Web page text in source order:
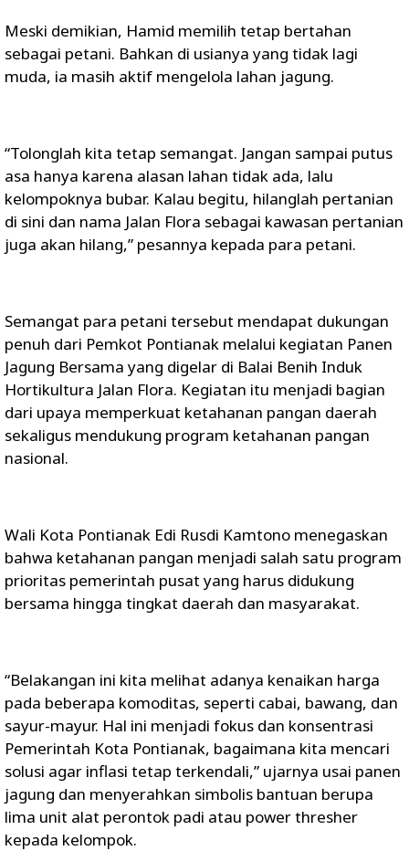
Meski demikian, Hamid memilih tetap bertahan
sebagai petani. Bahkan di usianya yang tidak lagi
muda, ia masih aktif mengelola lahan jagung.
“Tolonglah kita tetap semangat. Jangan sampai putus
asa hanya karena alasan lahan tidak ada, lalu
kelompoknya bubar. Kalau begitu, hilanglah pertanian
di sini dan nama Jalan Flora sebagai kawasan pertanian
juga akan hilang,” pesannya kepada para petani.
Semangat para petani tersebut mendapat dukungan
penuh dari Pemkot Pontianak melalui kegiatan Panen
Jagung Bersama yang digelar di Balai Benih Induk
Hortikultura Jalan Flora. Kegiatan itu menjadi bagian
dari upaya memperkuat ketahanan pangan daerah
sekaligus mendukung program ketahanan pangan
nasional.
Wali Kota Pontianak Edi Rusdi Kamtono menegaskan
bahwa ketahanan pangan menjadi salah satu program
prioritas pemerintah pusat yang harus didukung
bersama hingga tingkat daerah dan masyarakat.
“Belakangan ini kita melihat adanya kenaikan harga
pada beberapa komoditas, seperti cabai, bawang, dan
sayur-mayur. Hal ini menjadi fokus dan konsentrasi
Pemerintah Kota Pontianak, bagaimana kita mencari
solusi agar inflasi tetap terkendali,” ujarnya usai panen
jagung dan menyerahkan simbolis bantuan berupa
lima unit alat perontok padi atau power thresher
kepada kelompok.